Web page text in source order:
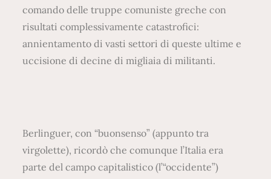
comando delle truppe comuniste greche con
risultati complessivamente catastrofici:
annientamento di vasti settori di queste ultime e
uccisione di decine di migliaia di militanti.
Berlinguer, con “buonsenso” (appunto tra
virgolette), ricordò che comunque l’Italia era
parte del campo capitalistico (l’“occidente”)